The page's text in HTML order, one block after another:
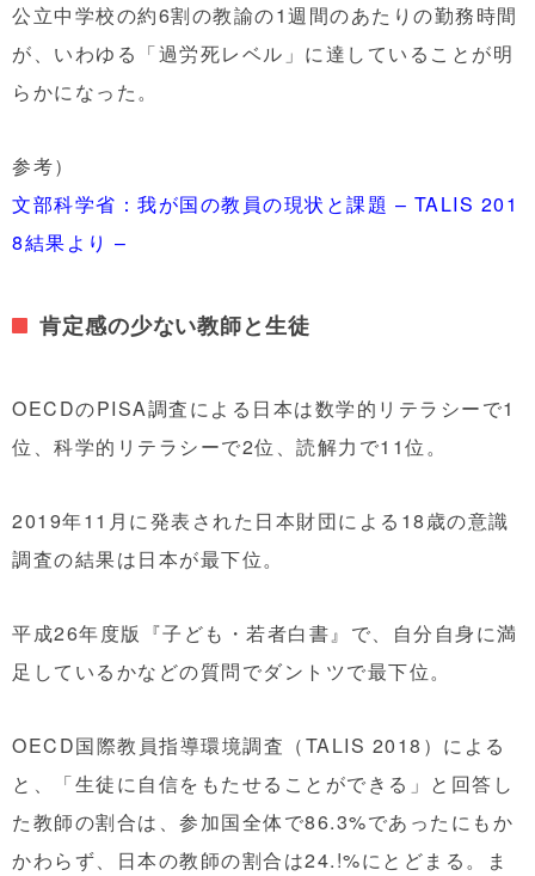
公立中学校の約6割の教諭の1週間のあたりの勤務時間
が、いわゆる「過労死レベル」に達していることが明
らかになった。
参考）
文部科学省：我が国の教員の現状と課題 – TALIS 201
8結果より –
肯定感の少ない教師と生徒
OECDのPISA調査による日本は数学的リテラシーで1
位、科学的リテラシーで2位、読解力で11位。
2019年11月に発表された日本財団による18歳の意識
調査の結果は日本が最下位。
平成26年度版『子ども・若者白書』で、自分自身に満
足しているかなどの質問でダントツで最下位。
OECD国際教員指導環境調査（TALIS 2018）による
と、「生徒に自信をもたせることができる」と回答し
た教師の割合は、参加国全体で86.3%であったにもか
かわらず、日本の教師の割合は24.!%にとどまる。ま